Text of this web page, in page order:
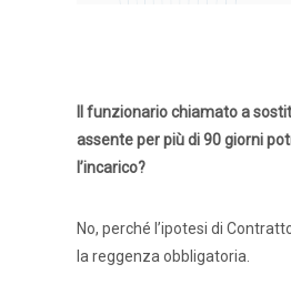
Il funzionario chiamato a
assente per più di 90 giorni
l’incarico?
No, perché l’ipotesi di
la reggenza obbligatoria.